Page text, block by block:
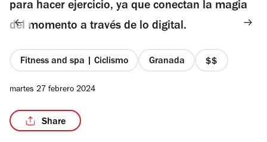
para hacer ejercicio, ya que conectan la magia
del momento a través de lo digital.
Fitness and spa | Ciclismo Granada
precio
martes 27 febrero 2024
Share